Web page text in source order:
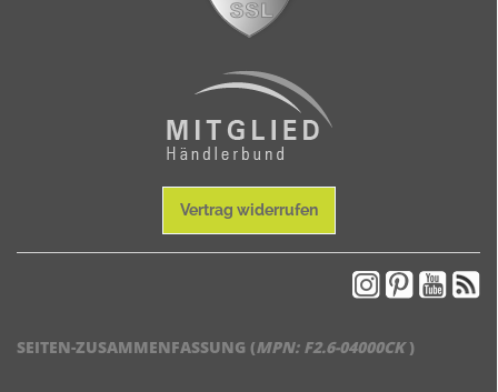
Vertrag widerrufen
SEITEN-ZUSAMMENFASSUNG (MPN: F2.6-04000CK)